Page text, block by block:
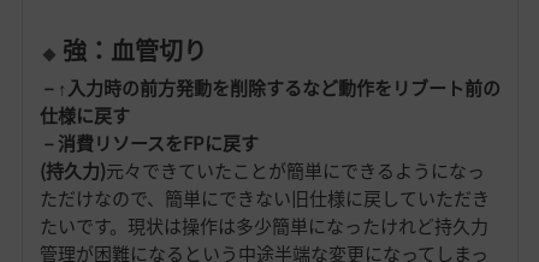
強：血管切り
－↑入力時の前方発動を削除するなど動作をリブート前の
仕様に戻す
－消費リソースをFPに戻す
(持久力)元々できていたことが簡単にできるようになっ
ただけなので、簡単にできない旧仕様に戻していただき
たいです。現状は操作は多少簡単になったけれど持久力
管理が困難になるという中途半端な変更になってしまっ